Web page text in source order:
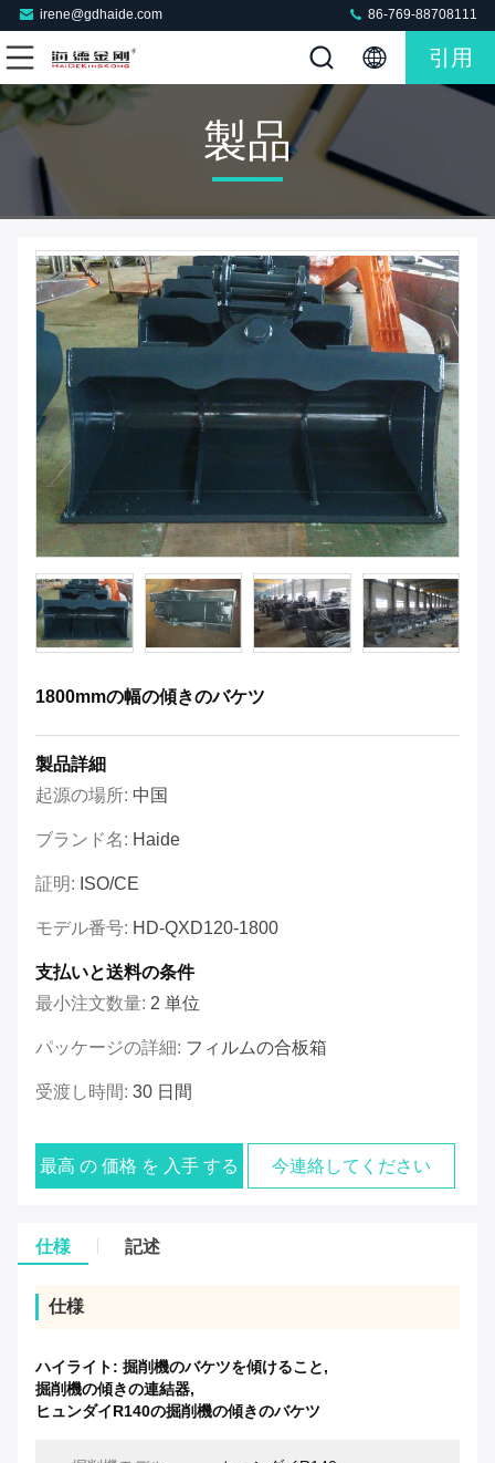
irene@gdhaide.com 86-769-88708111
引用
製品
1800mmの幅の傾きのバケツ
製品詳細
起源の場所: 中国
ブランド名: Haide
証明: ISO/CE
モデル番号: HD-QXD120-1800
支払いと送料の条件
最小注文数量: 2 単位
パッケージの詳細: フィルムの合板箱
受渡し時間: 30 日間
最高 の 価格 を 入手 する 今連絡してください
仕様 記述
仕様
ハイライト: 掘削機のバケツを傾けること,
掘削機の傾きの連結器,
ヒュンダイR140の掘削機の傾きのバケツ